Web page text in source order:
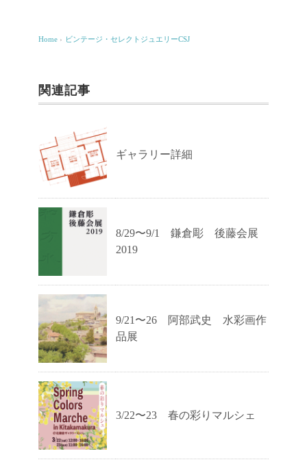
ュ
ー
J
Home › ビンテージ・セレクトジュエリーCSJ
関連記事
ギャラリー詳細
8/29〜9/1 鎌倉彫 後藤会展
2019
9/21〜26 阿部武史 水彩画作
品展
3/22〜23 春の彩りマルシェ